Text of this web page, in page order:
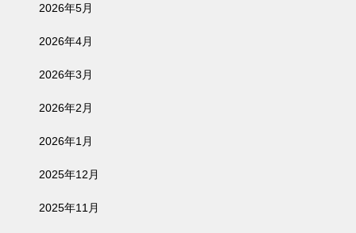
2026年5月
2026年4月
2026年3月
2026年2月
2026年1月
2025年12月
2025年11月